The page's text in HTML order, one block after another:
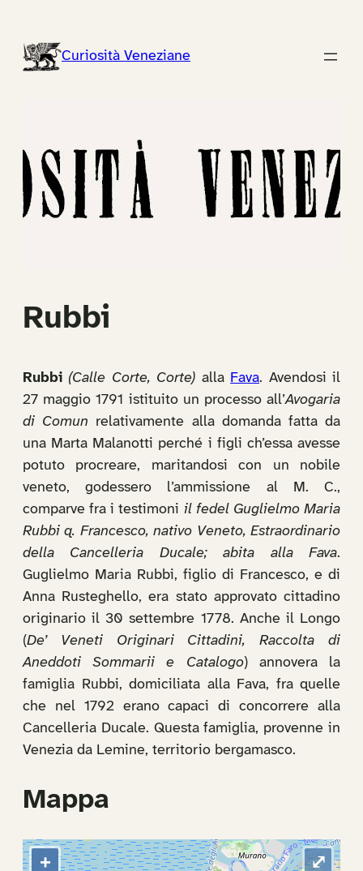
contenutoCuriosità Veneziane
Rubbi
Rubbi (Calle Corte, Corte) alla Fava. Avendosi il
27 maggio 1791 istituito un processo all’Avogaria
di Comun relativamente alla domanda fatta da
una Marta Malanotti perché i figli ch’essa avesse
potuto procreare, maritandosi con un nobile
veneto, godessero l’ammissione al M. C.,
comparve fra i testimoni il fedel Guglielmo Maria
Rubbi q. Francesco, nativo Veneto, Estraordinario
della Cancelleria Ducale; abita alla Fava.
Guglielmo Maria Rubbi, figlio di Francesco, e di
Anna Rusteghello, era stato approvato cittadino
originario il 30 settembre 1778. Anche il Longo
(De’ Veneti Originari Cittadini, Raccolta di
Aneddoti Sommarii e Catalogo) annovera la
famiglia Rubbi, domiciliata alla Fava, fra quelle
che nel 1792 erano capaci di concorrere alla
Cancelleria Ducale. Questa famiglia, provenne in
Venezia da Lemine, territorio bergamasco.
Mappa